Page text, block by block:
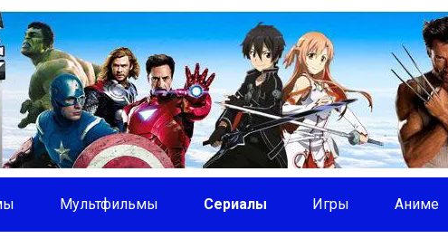
Мультфильмы Сериалы Игры Аниме